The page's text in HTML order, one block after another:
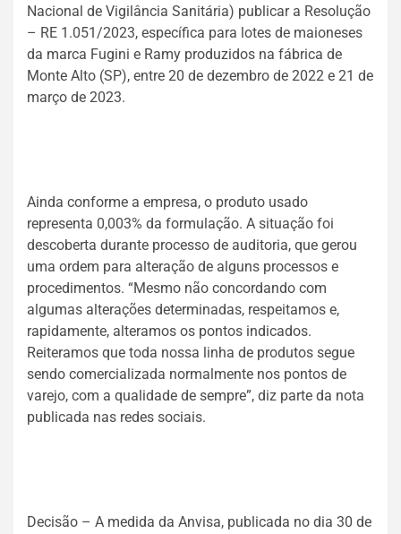
Nacional de Vigilância Sanitária) publicar a Resolução
– RE 1.051/2023, específica para lotes de maioneses
da marca Fugini e Ramy produzidos na fábrica de
Monte Alto (SP), entre 20 de dezembro de 2022 e 21 de
março de 2023.
Ainda conforme a empresa, o produto usado
representa 0,003% da formulação. A situação foi
descoberta durante processo de auditoria, que gerou
uma ordem para alteração de alguns processos e
procedimentos. “Mesmo não concordando com
algumas alterações determinadas, respeitamos e,
rapidamente, alteramos os pontos indicados.
Reiteramos que toda nossa linha de produtos segue
sendo comercializada normalmente nos pontos de
varejo, com a qualidade de sempre”, diz parte da nota
publicada nas redes sociais.
Decisão – A medida da Anvisa, publicada no dia 30 de